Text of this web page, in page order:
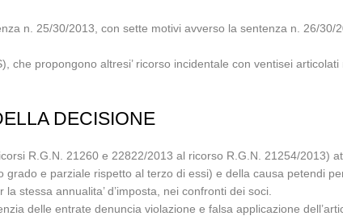
n. 25/30/2013, con sette motivi avverso la sentenza n. 26/30/
propongono altresi’ ricorso incidentale con ventisei articolati
DECISIONE
R.G.N. 21260 e 22822/2013 al ricorso R.G.N. 21254/2013)
e parziale rispetto al terzo di essi) e della causa petendi per
stessa annualita’ d’imposta, nei confronti dei soci.
delle entrate denuncia violazione e falsa applicazione